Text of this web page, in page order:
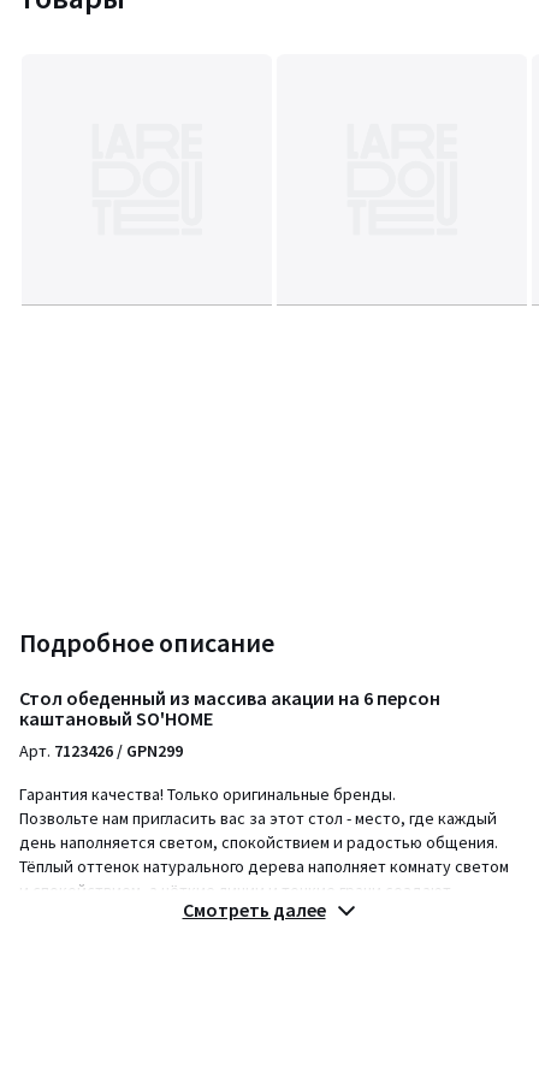
Подробное описание
Стол обеденный из массива акации на 6 персон
каштановый SO'HOME
Арт. 7123426 / GPN299
Гарантия качества! Только оригинальные бренды.
Позвольте нам пригласить вас за этот стол - место, где каждый
день наполняется светом, спокойствием и радостью общения.
Тёплый оттенок натурального дерева наполняет комнату светом
и спокойствием, а чёткие линии и тонкие грани создают
ощущение лёгкости и современности. За таким столом хочется
Смотреть далее